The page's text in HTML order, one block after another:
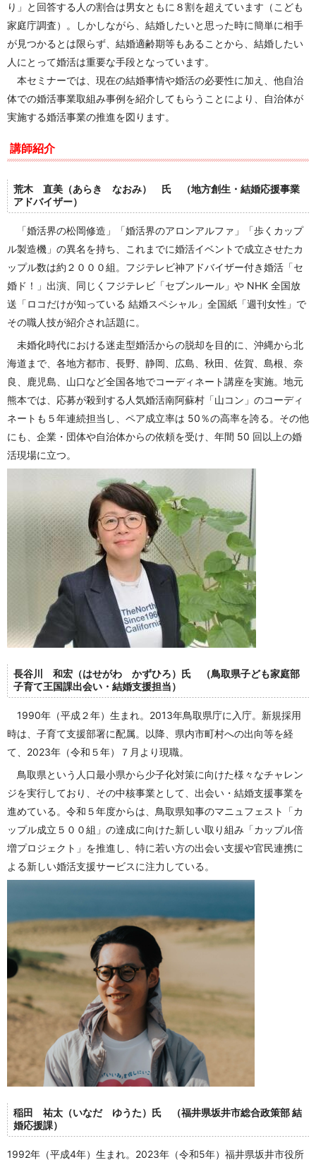
り」と回答する人の割合は男女ともに８割を超えています（こども
家庭庁調査）。しかしながら、結婚したいと思った時に簡単に相手
が見つかるとは限らず、結婚適齢期等もあることから、結婚したい
人にとって婚活は重要な手段となっています。
本セミナーでは、現在の結婚事情や婚活の必要性に加え、他自治
体での婚活事業取組み事例を紹介してもらうことにより、自治体が
実施する婚活事業の推進を図ります。
講師紹介
荒木 直美（あらき なおみ） 氏 （地方創生・結婚応援事業
アドバイザー）
「婚活界の松岡修造」「婚活界のアロンアルファ」「歩くカップ
ル製造機」の異名を持ち、これまでに婚活イベントで成立させたカ
ップル数は約２０００組。フジテレビ神アドバイザー付き婚活「セ
婚ド！」出演、同じくフジテレビ「セブンルール」や NHK 全国放
送「ロコだけが知っている 結婚スペシャル」全国紙「週刊女性」で
その職人技が紹介され話題に。
未婚化時代における迷走型婚活からの脱却を目的に、沖縄から北
海道まで、各地方都市、長野、静岡、広島、秋田、佐賀、島根、奈
良、鹿児島、山口など全国各地でコーディネート講座を実施。地元
熊本では、応募が殺到する人気婚活南阿蘇村「山コン」のコーディ
ネートも５年連続担当し、ペア成立率は 50％の高率を誇る。その他
にも、企業・団体や自治体からの依頼を受け、年間 50 回以上の婚
活現場に立つ。
長谷川 和宏（はせがわ かずひろ）氏 （鳥取県子ども家庭部
子育て王国課出会い・結婚支援担当）
1990年（平成２年）生まれ。 2013年鳥取県庁に入庁。新規採用
時は、子育て支援部署に配属。以降、県内市町村への出向等を経
て、 2023年（令和５年）７月より現職。
鳥取県という人口最小県から少子化対策に向けた様々なチャレン
ジを実行しており、その中核事業として、出会い・結婚支援事業を
進めている。令和５年度からは、鳥取県知事のマニュフェスト「カ
ップル成立５００組」の達成に向けた新しい取り組み「カップル倍
増プロジェクト」を推進し、特に若い方の出会い支援や官民連携に
よる新しい婚活支援サービスに注力している。
稲田 祐太（いなだ ゆうた）氏 （福井県坂井市総合政策部 結
婚応援課）
1992年（平成4年）生まれ。 2023年（令和5年）福井県坂井市役所